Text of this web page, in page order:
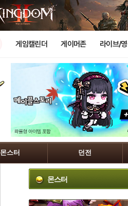
게임캘린더 게이머존 라이브/
몬스터 던전
몬스터